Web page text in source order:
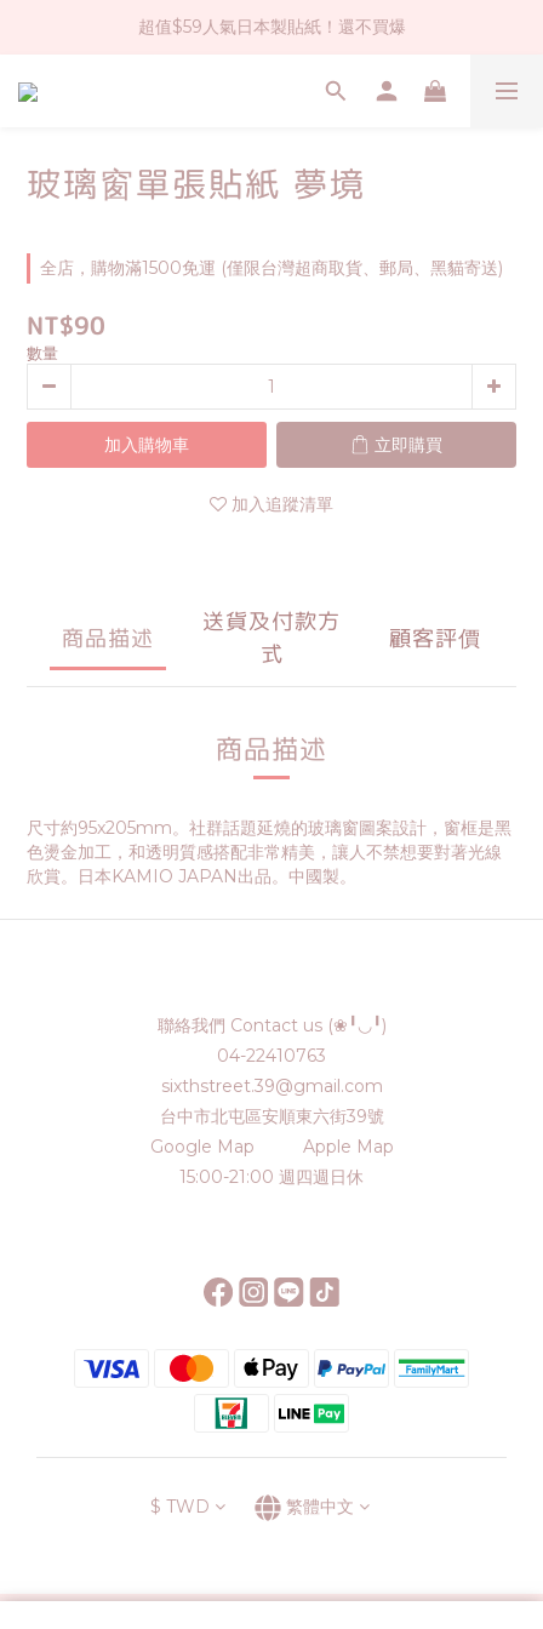
社群大人氣！各種有趣的打洞器
超值$59人氣日本製貼紙！還不買爆
全店$1500免運(台灣地區)
玻璃窗單張貼紙 夢境
全店，購物滿1500免運 (僅限台灣超商取貨、郵局、黑貓寄送)
NT$90
數量
加入購物車 立即購買
加入追蹤清單
商品描述
送貨及付款方
式
顧客評價
商品描述
尺寸約95x205mm。社群話題延燒的玻璃窗圖案設計，窗框是黑
色燙金加工，和透明質感搭配非常精美，讓人不禁想要對著光線
欣賞。日本KAMIO JAPAN出品。中國製。
聯絡我們 Contact us (❀╹◡╹)
04-22410763
sixthstreet.39@gmail.com
台中市北屯區安順東六街39號
Google Map
Apple Map
15:00-21:00 週四週日休
$ TWD 繁體中文